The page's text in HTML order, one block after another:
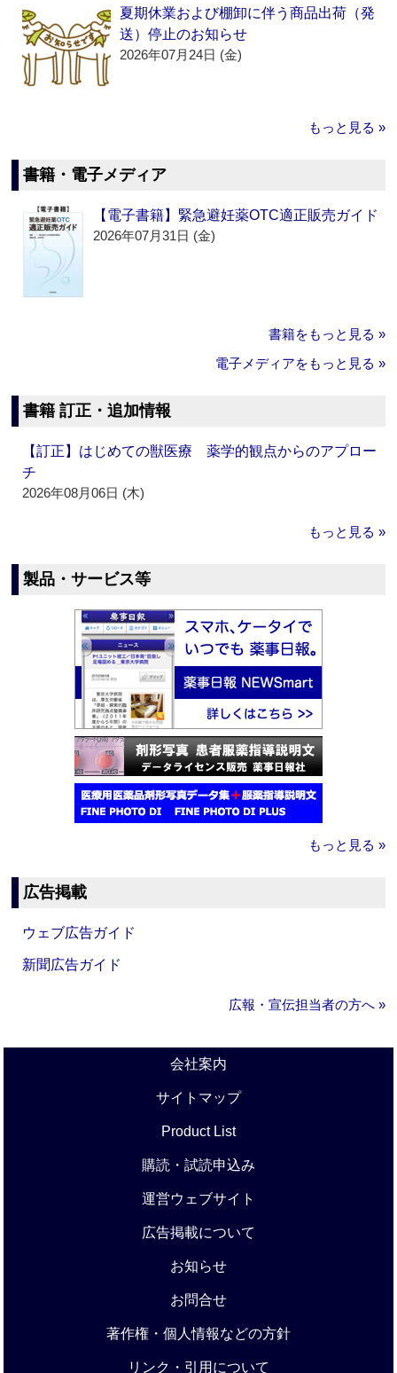
夏期休業および棚卸に伴う商品出荷（発
送）停止のお知らせ
2026年07月24日 (金)
もっと見る »
書籍・電子メディア
【電子書籍】緊急避妊薬OTC適正販売ガイド
2026年07月31日 (金)
書籍をもっと見る »
電子メディアをもっと見る »
書籍 訂正・追加情報
【訂正】はじめての獣医療 薬学的観点からのアプロー
チ
2026年08月06日 (木)
もっと見る »
製品・サービス等
もっと見る »
広告掲載
ウェブ広告ガイド
新聞広告ガイド
広報・宣伝担当者の方へ »
会社案内
サイトマップ
Product List
購読・試読申込み
運営ウェブサイト
広告掲載について
お知らせ
お問合せ
著作権・個人情報などの方針
リンク・引用について